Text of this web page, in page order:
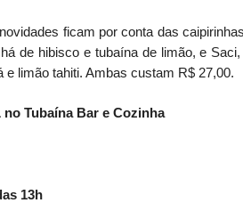
ficam por conta das
de hibisco e tubaína de limão, e
e limão tahiti. Ambas custam R$ 27,00.
Tubaína Bar e Cozinha
13h